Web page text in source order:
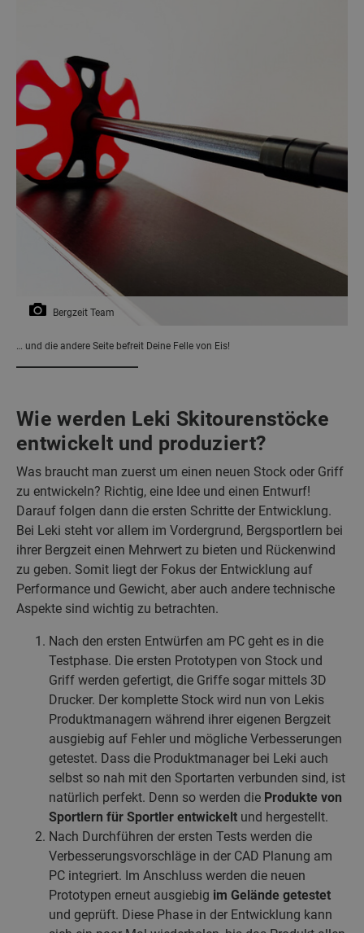
Bergzeit Team
… und die andere Seite befreit Deine Felle von Eis!
Wie werden Leki Skitourenstöcke
entwickelt und produziert?
Was braucht man zuerst um einen neuen Stock oder Griff
zu entwickeln? Richtig, eine Idee und einen Entwurf!
Darauf folgen dann die ersten Schritte der Entwicklung.
Bei Leki steht vor allem im Vordergrund, Bergsportlern bei
ihrer Bergzeit einen Mehrwert zu bieten und Rückenwind
zu geben. Somit liegt der Fokus der Entwicklung auf
Performance und Gewicht, aber auch andere technische
Aspekte sind wichtig zu betrachten.
Nach den ersten Entwürfen am PC geht es in die
Testphase. Die ersten Prototypen von Stock und
Griff werden gefertigt, die Griffe sogar mittels 3D
Drucker. Der komplette Stock wird nun von Lekis
Produktmanagern während ihrer eigenen Bergzeit
ausgiebig auf Fehler und mögliche Verbesserungen
getestet. Dass die Produktmanager bei Leki auch
selbst so nah mit den Sportarten verbunden sind, ist
natürlich perfekt. Denn so werden die Produkte von
Sportlern für Sportler entwickelt und hergestellt.
Nach Durchführen der ersten Tests werden die
Verbesserungsvorschläge in der CAD Planung am
PC integriert. Im Anschluss werden die neuen
Prototypen erneut ausgiebig im Gelände getestet
und geprüft. Diese Phase in der Entwicklung kann